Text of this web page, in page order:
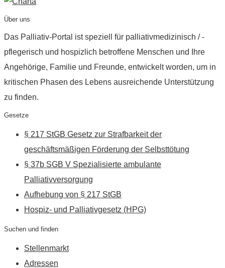
Über uns
Das Palliativ-Portal ist speziell für palliativmedizinisch / -
pflegerisch und hospizlich betroffene Menschen und Ihre
Angehörige, Familie und Freunde, entwickelt worden, um in
kritischen Phasen des Lebens ausreichende Unterstützung
zu finden.
Gesetze
§ 217 StGB Gesetz zur Strafbarkeit der
geschäftsmäßigen Förderung der Selbsttötung
§ 37b SGB V Spezialisierte ambulante
Palliativversorgung
Aufhebung von § 217 StGB
Hospiz- und Palliativgesetz (HPG)
Suchen und finden
Stellenmarkt
Adressen